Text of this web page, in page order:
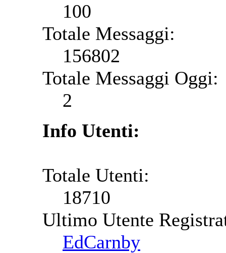
100
Totale Messaggi:
156802
Totale Messaggi Oggi:
2
Info Utenti:
Totale Utenti:
18710
Ultimo Utente
EdCarnby